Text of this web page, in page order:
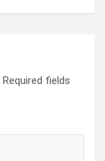
Required fields